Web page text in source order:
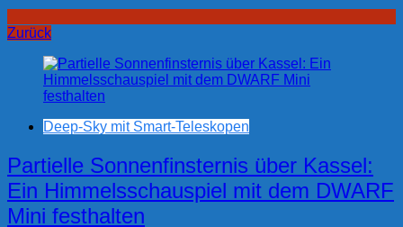
Zurück
Deep-Sky mit Smart-Teleskopen
Partielle Sonnenfinsternis über Kassel:
Ein Himmelsschauspiel mit dem DWARF
Mini festhalten